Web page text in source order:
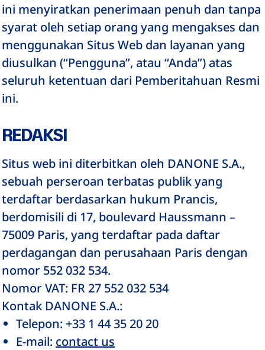
ini menyiratkan penerimaan penuh dan tanpa
syarat oleh setiap orang yang mengakses dan
menggunakan Situs Web dan layanan yang
diusulkan (“Pengguna”, atau “Anda”) atas
seluruh ketentuan dari Pemberitahuan Resmi
ini.
REDAKSI
Situs web ini diterbitkan oleh DANONE S.A.,
sebuah perseroan terbatas publik yang
terdaftar berdasarkan hukum Prancis,
berdomisili di 17, boulevard Haussmann –
75009 Paris, yang terdaftar pada daftar
perdagangan dan perusahaan Paris dengan
nomor 552 032 534.
Nomor VAT: FR 27 552 032 534
Kontak DANONE S.A.:
Telepon: +33 1 44 35 20 20
E-mail: contact us